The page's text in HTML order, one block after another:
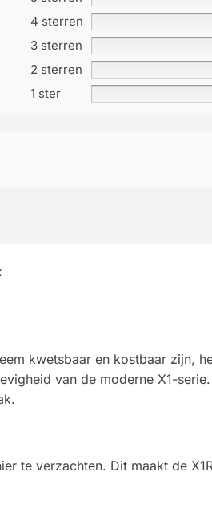
4 sterren
3 sterren
2 sterren
1 ster
kwetsbaar en kostbaar zijn,
van de moderne X1-
te verzachten. Dit maakt de